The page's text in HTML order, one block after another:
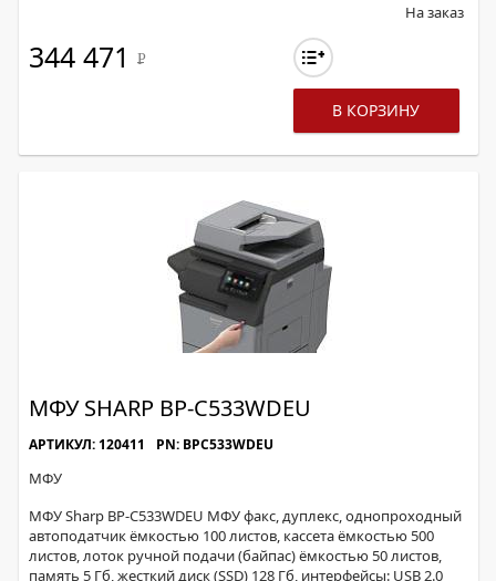
На заказ
344 471 Р
В КОРЗИНУ
МФУ SHARP BP-С533WDEU
АРТИКУЛ: 120411 PN: BPC533WDEU
МФУ
МФУ Sharp BP-С533WDEU МФУ факс, дуплекс, однопроходный
автоподатчик ёмкостью 100 листов, кассета ёмкостью 500
листов, лоток ручной подачи (байпас) ёмкостью 50 листов,
память 5 Гб, жесткий диск (SSD) 128 Гб, интерфейсы: USB 2.0